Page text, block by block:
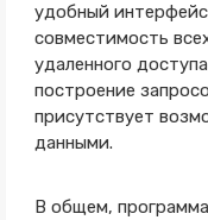
удобный
совместимость
удаленного
построение
присутствует
данными.
В общем,